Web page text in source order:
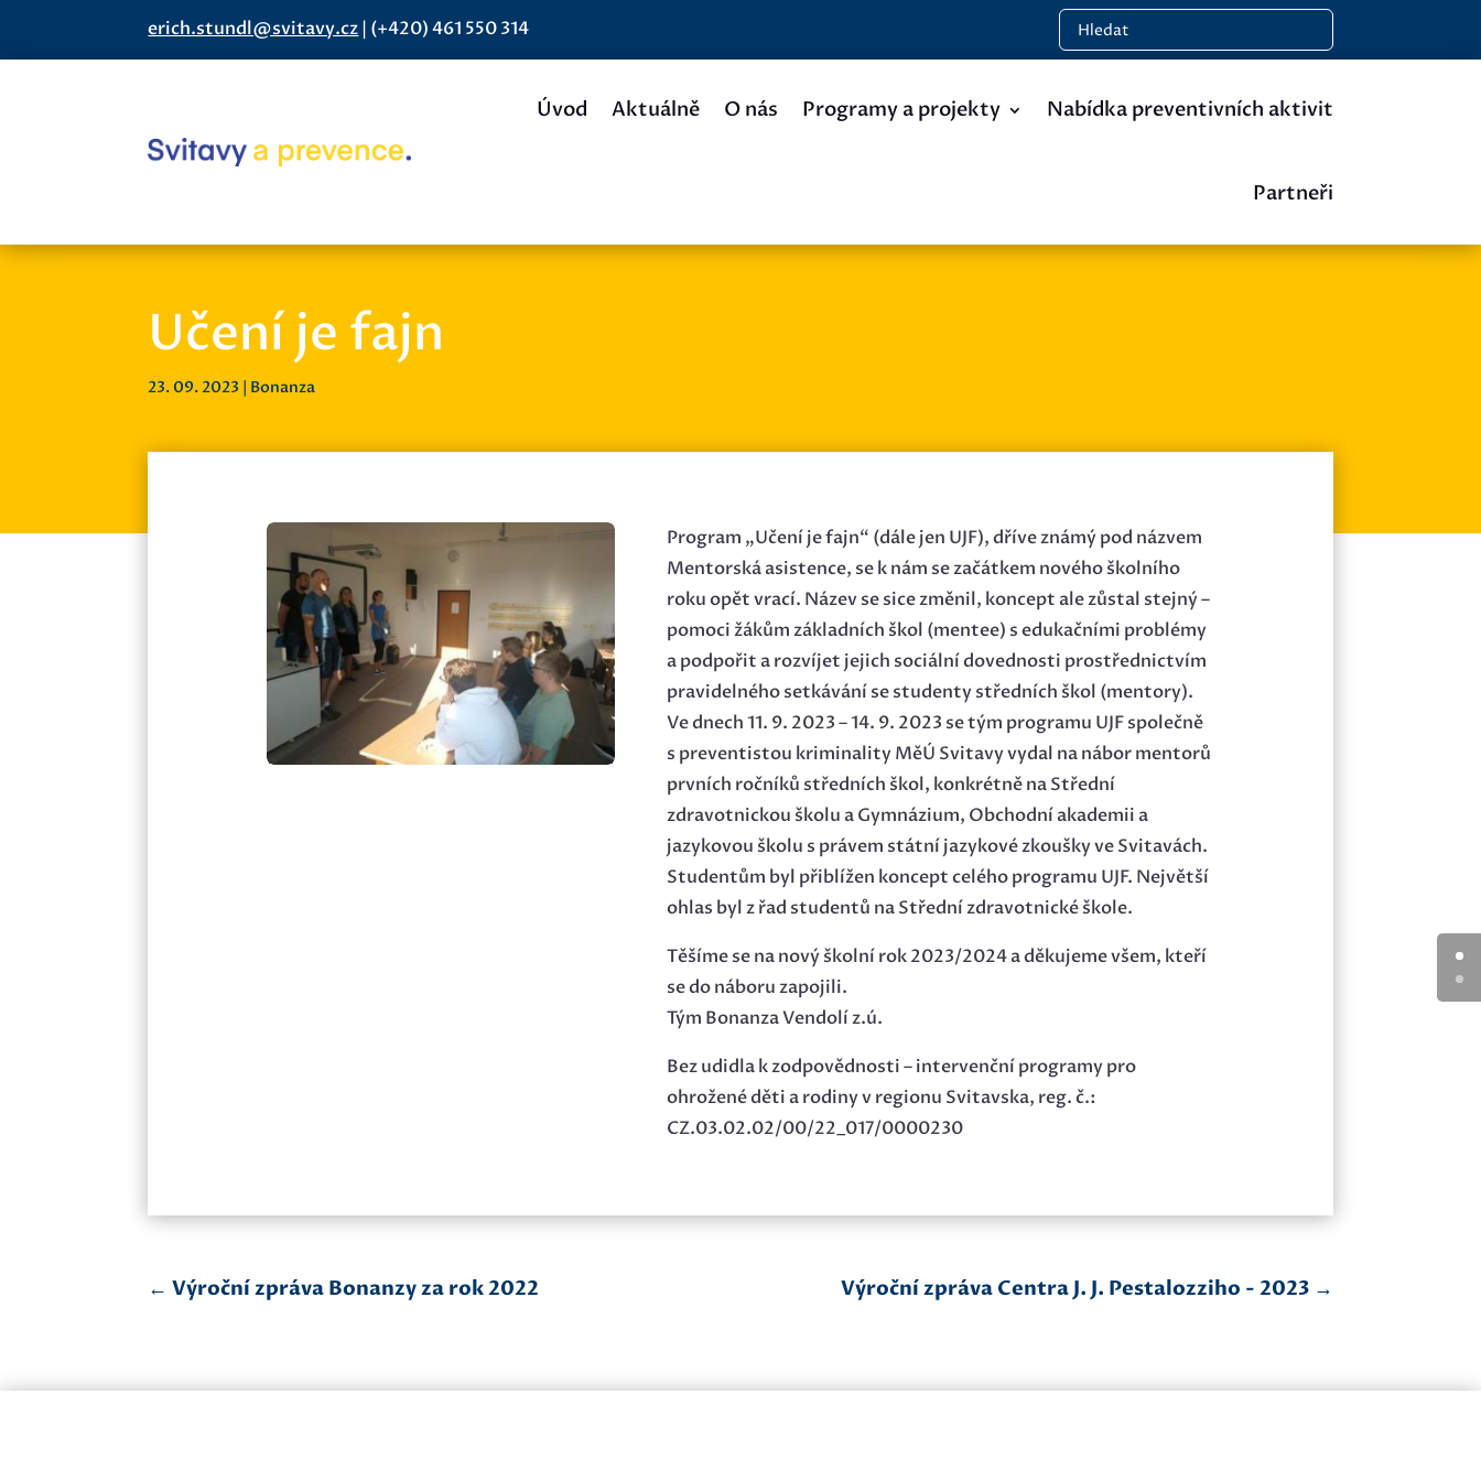
erich.stundl@svitavy.cz | (+420) 461 550 314
Úvod Aktuálně O nás Programy a projekty Nabídka preventivních aktivit
Partneři
Učení je fajn
23. 09. 2023 | Bonanza
Program „Učení je fajn“ (dále jen UJF), dříve známý pod názvem
Mentorská asistence, se k nám se začátkem nového školního
roku opět vrací. Název se sice změnil, koncept ale zůstal stejný –
pomoci žákům základních škol (mentee) s edukačními problémy
a podpořit a rozvíjet jejich sociální dovednosti prostřednictvím
pravidelného setkávání se studenty středních škol (mentory).
Ve dnech 11. 9. 2023 – 14. 9. 2023 se tým programu UJF společně
s preventistou kriminality MěÚ Svitavy vydal na nábor mentorů
prvních ročníků středních škol, konkrétně na Střední
zdravotnickou školu a Gymnázium, Obchodní akademii a
jazykovou školu s právem státní jazykové zkoušky ve Svitavách.
Studentům byl přiblížen koncept celého programu UJF. Největší
ohlas byl z řad studentů na Střední zdravotnické škole.
Těšíme se na nový školní rok 2023/2024 a děkujeme všem, kteří
se do náboru zapojili.
Tým Bonanza Vendolí z.ú.
Bez udidla k zodpovědnosti – intervenční programy pro
ohrožené děti a rodiny v regionu Svitavska, reg. č.:
CZ.03.02.02/00/22_017/0000230
←Výroční zpráva Bonanzy za rok 2022 Výroční zpráva Centra J. J. Pestalozziho - 2023→